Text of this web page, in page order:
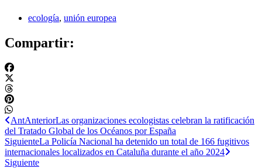
ecología, unión europea
Compartir:
AntAnteriorLas organizaciones ecologistas celebran la ratificación
del Tratado Global de los Océanos por España
SiguienteLa Policía Nacional ha detenido un total de 166 fugitivos
internacionales localizados en Cataluña durante el año 2024
Siguiente